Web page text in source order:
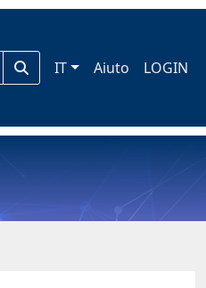
IT Aiuto LOGIN